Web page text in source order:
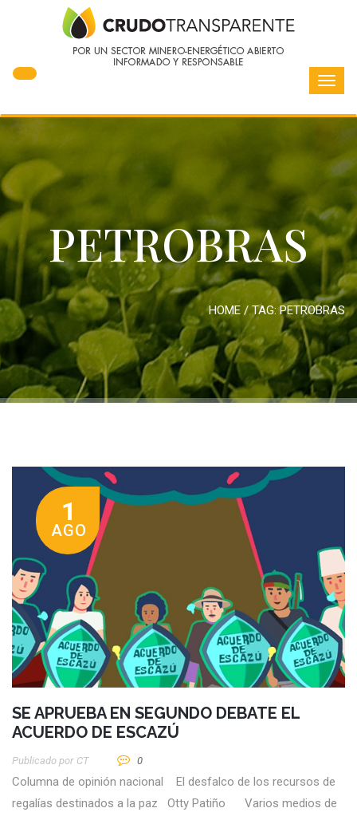
PETROBRAS
HOME / TAG:PETROBRAS
1
AGO
SE APRUEBA EN SEGUNDO DEBATE EL
ACUERDO DE ESCAZÚ
Publicado por CT 0
Columna de opinión nacional El desfalco de los recursos de
regalías destinados a la paz Otty Patiño Varios medios de